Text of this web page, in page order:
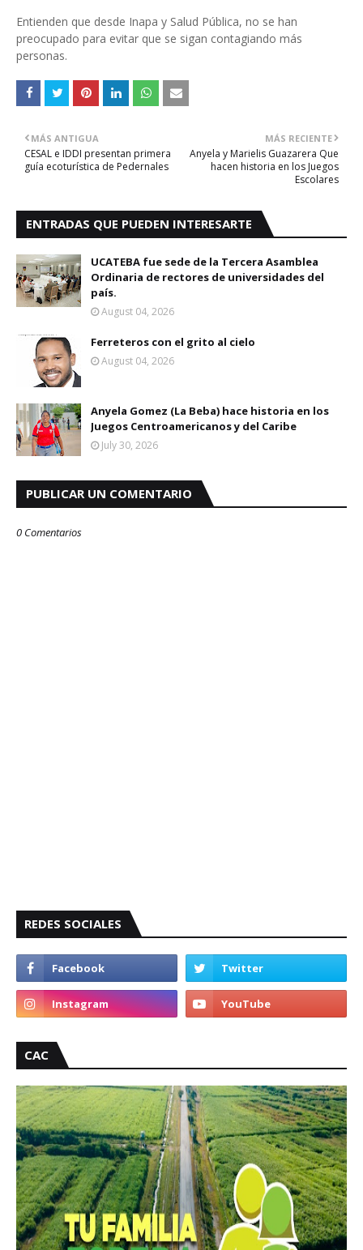
Entienden que desde Inapa y Salud Pública, no se han
preocupado para evitar que se sigan contagiando más
personas.
MÁS RECIENTE
Anyela y Marielis Guazarera Que
hacen historia en los Juegos
Escolares
MÁS ANTIGUA
CESAL e IDDI presentan primera
guía ecoturística de Pedernales
ENTRADAS QUE PUEDEN INTERESARTE
UCATEBA fue sede de la Tercera Asamblea
Ordinaria de rectores de universidades del
país.
August 04, 2026
Ferreteros con el grito al cielo
August 04, 2026
Anyela Gomez (La Beba) hace historia en los
Juegos Centroamericanos y del Caribe
July 30, 2026
PUBLICAR UN COMENTARIO
0 Comentarios
REDES SOCIALES
CAC